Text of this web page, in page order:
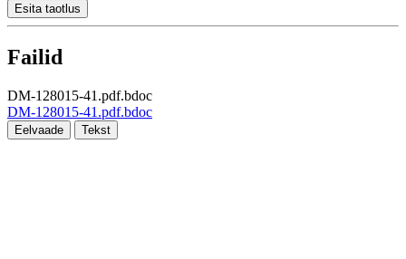
Esita taotlus
Failid
DM-128015-41.pdf.bdoc
DM-128015-41.pdf.bdoc
Eelvaade Tekst